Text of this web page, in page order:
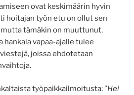
ovat keskimäärin hyvin
hoitajan työn etu on ollut sen
tämäkin on muuttunut,
vapaa-ajalle tulee
joissa ehdotetaan
työpaikkailmoitusta: ”Hei